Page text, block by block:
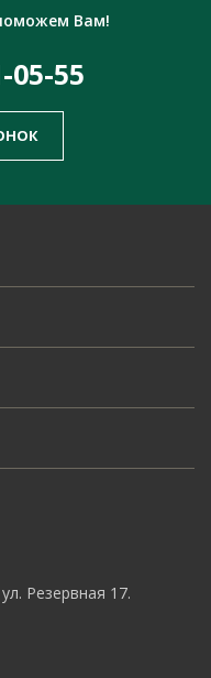
Вам!
05-55
Резервная 17.